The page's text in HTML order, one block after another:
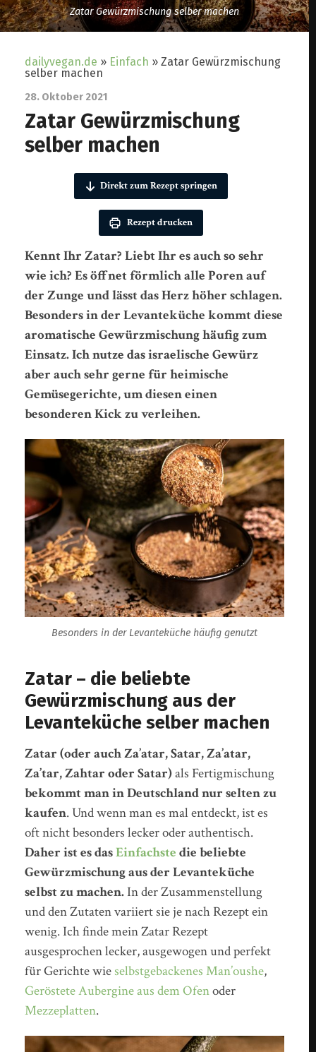
Zatar Gewürzmischung selber machen
dailyvegan.de » Einfach »Zatar Gewürzmischung
selber machen
28. Oktober 2021
Zatar Gewürzmischung
selber machen
Direkt zum Rezept springen
Rezept drucken
Kennt Ihr Zatar? Liebt Ihr es auch so sehr
wie ich? Es öffnet förmlich alle Poren auf
der Zunge und lässt das Herz höher schlagen.
Besonders in der Levanteküche kommt diese
aromatische Gewürzmischung häufig zum
Einsatz. Ich nutze das israelische Gewürz
aber auch sehr gerne für heimische
Gemüsegerichte, um diesen einen
besonderen Kick zu verleihen.
Besonders in der Levanteküche häufig genutzt
Zatar – die beliebte
Gewürzmischung aus der
Levanteküche selber machen
Zatar (oder auch Za’atar, Satar, Za’atar,
Za’tar, Zahtar oder Satar)als Fertigmischung
bekommt man in Deutschland nur selten zu
kaufen. Und wenn man es mal entdeckt, ist es
oft nicht besonders lecker oder authentisch.
Daher ist es dasEinfachste die beliebte
Gewürzmischung aus der Levanteküche
selbst zu machen.In der Zusammenstellung
und den Zutaten variiert sie je nach Rezept ein
wenig. Ich finde mein Zatar Rezept
ausgesprochen lecker, ausgewogen und perfekt
für Gerichte wieselbstgebackenes Man’oushe,
Geröstete Aubergine aus dem Ofenoder
Mezzeplatten.